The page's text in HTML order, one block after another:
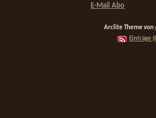
E-Mail Abo
Arclite Theme von
Einträge